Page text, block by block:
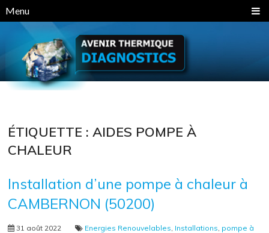
Menu
ÉTIQUETTE :AIDES POMPE À
CHALEUR
Installation d’une pompe à chaleur à
CAMBERNON (50200)
31 août 2022 Energies Renouvelables Installations pompe à
Panneau de gestion des cookies